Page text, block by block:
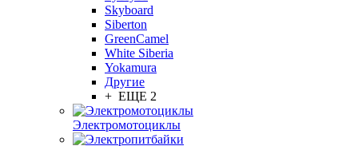
Skyboard
Siberton
GreenCamel
White Siberia
Yokamura
Другие
+ ЕЩЕ 2
Электромотоциклы